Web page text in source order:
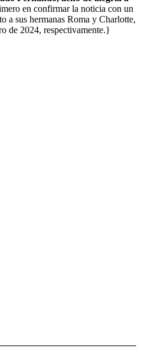
en confirmar la noticia con un
a sus hermanas Roma y Charlotte,
de 2024, respectivamente.}